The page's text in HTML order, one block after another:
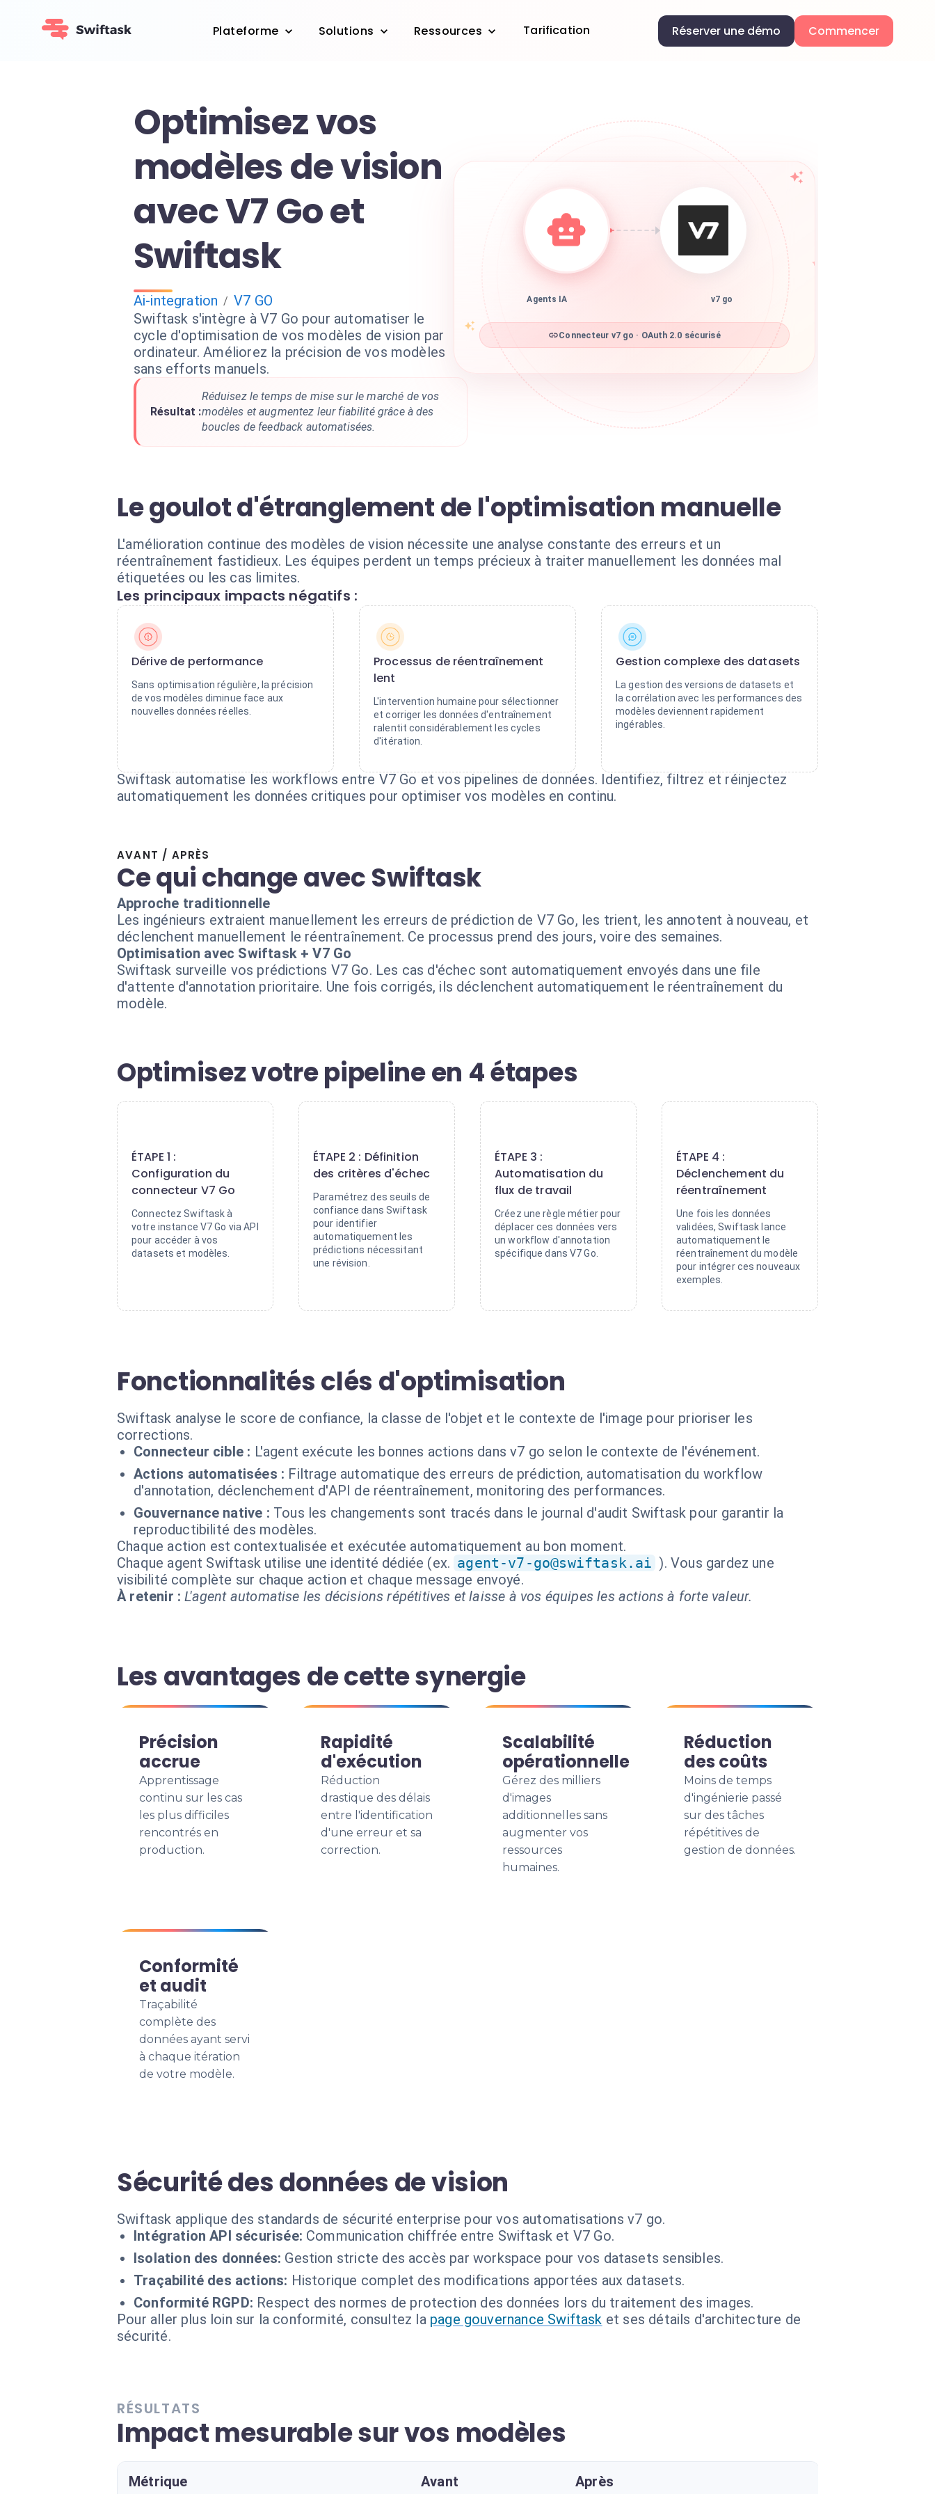
Plateforme Solutions Ressources Tarification Réserver une démo Commencer
Optimisez vos
modèles de vision
avec V7 Go et
Swiftask
Ai-integration / V7 GO
Swiftask s'intègre à V7 Go pour automatiser le
cycle d'optimisation de vos modèles de vision par
ordinateur. Améliorez la précision de vos modèles
sans efforts manuels.
Résultat :
Réduisez le temps de mise sur le marché de vos
modèles et augmentez leur fiabilité grâce à des
boucles de feedback automatisées.
Agents IA v7 go
Connecteur v7 go · OAuth 2.0 sécurisé
Le goulot d'étranglement de l'optimisation manuelle
L'amélioration continue des modèles de vision nécessite une analyse constante des erreurs et un
réentraînement fastidieux. Les équipes perdent un temps précieux à traiter manuellement les données mal
étiquetées ou les cas limites.
Les principaux impacts négatifs :
Dérive de performance
Sans optimisation régulière, la précision
de vos modèles diminue face aux
nouvelles données réelles.
Processus de réentraînement
lent
L'intervention humaine pour sélectionner
et corriger les données d'entraînement
ralentit considérablement les cycles
d'itération.
Gestion complexe des datasets
La gestion des versions de datasets et
la corrélation avec les performances des
modèles deviennent rapidement
ingérables.
Swiftask automatise les workflows entre V7 Go et vos pipelines de données. Identifiez, filtrez et réinjectez
automatiquement les données critiques pour optimiser vos modèles en continu.
AVANT / APRÈS
Ce qui change avec Swiftask
Approche traditionnelle
Les ingénieurs extraient manuellement les erreurs de prédiction de V7 Go, les trient, les annotent à nouveau, et
déclenchent manuellement le réentraînement. Ce processus prend des jours, voire des semaines.
Optimisation avec Swiftask + V7 Go
Swiftask surveille vos prédictions V7 Go. Les cas d'échec sont automatiquement envoyés dans une file
d'attente d'annotation prioritaire. Une fois corrigés, ils déclenchent automatiquement le réentraînement du
modèle.
Optimisez votre pipeline en 4 étapes
ÉTAPE 1 :
Configuration du
connecteur V7 Go
Connectez Swiftask à
votre instance V7 Go via API
pour accéder à vos
datasets et modèles.
ÉTAPE 2 : Définition
des critères d'échec
Paramétrez des seuils de
confiance dans Swiftask
pour identifier
automatiquement les
prédictions nécessitant
une révision.
ÉTAPE 3 :
Automatisation du
flux de travail
Créez une règle métier pour
déplacer ces données vers
un workflow d'annotation
spécifique dans V7 Go.
ÉTAPE 4 :
Déclenchement du
réentraînement
Une fois les données
validées, Swiftask lance
automatiquement le
réentraînement du modèle
pour intégrer ces nouveaux
exemples.
Fonctionnalités clés d'optimisation
Swiftask analyse le score de confiance, la classe de l'objet et le contexte de l'image pour prioriser les
corrections.
Connecteur cible : L'agent exécute les bonnes actions dans v7 go selon le contexte de l'événement.
Actions automatisées : Filtrage automatique des erreurs de prédiction, automatisation du workflow
d'annotation, déclenchement d'API de réentraînement, monitoring des performances.
Gouvernance native : Tous les changements sont tracés dans le journal d'audit Swiftask pour garantir la
reproductibilité des modèles.
Chaque action est contextualisée et exécutée automatiquement au bon moment.
Chaque agent Swiftask utilise une identité dédiée (ex. agent-v7-go@swiftask.ai ). Vous gardez une
visibilité complète sur chaque action et chaque message envoyé.
À retenir : L'agent automatise les décisions répétitives et laisse à vos équipes les actions à forte valeur.
Les avantages de cette synergie
Précision
accrue
Apprentissage
continu sur les cas
les plus difficiles
rencontrés en
production.
Rapidité
d'exécution
Réduction
drastique des délais
entre l'identification
d'une erreur et sa
correction.
Scalabilité
opérationnelle
Gérez des milliers
d'images
additionnelles sans
augmenter vos
ressources
humaines.
Réduction
des coûts
Moins de temps
d'ingénierie passé
sur des tâches
répétitives de
gestion de données.
Conformité
et audit
Traçabilité
complète des
données ayant servi
à chaque itération
de votre modèle.
Sécurité des données de vision
Swiftask applique des standards de sécurité enterprise pour vos automatisations v7 go.
Intégration API sécurisée: Communication chiffrée entre Swiftask et V7 Go.
Isolation des données: Gestion stricte des accès par workspace pour vos datasets sensibles.
Traçabilité des actions: Historique complet des modifications apportées aux datasets.
Conformité RGPD: Respect des normes de protection des données lors du traitement des images.
Pour aller plus loin sur la conformité, consultez la page gouvernance Swiftask et ses détails d'architecture de
sécurité.
RÉSULTATS
Impact mesurable sur vos modèles
Métrique Avant Après